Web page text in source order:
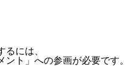
るには、
ト」への参画が必要です。